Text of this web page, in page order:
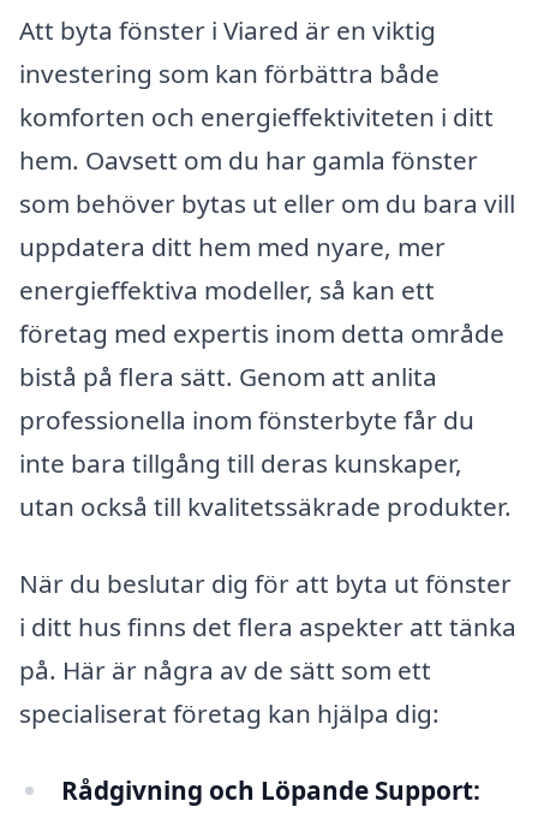
Att byta fönster i Viared är en viktig
investering som kan förbättra både
komforten och energieffektiviteten i ditt
hem. Oavsett om du har gamla fönster
som behöver bytas ut eller om du bara vill
uppdatera ditt hem med nyare, mer
energieffektiva modeller, så kan ett
företag med expertis inom detta område
bistå på flera sätt. Genom att anlita
professionella inom fönsterbyte får du
inte bara tillgång till deras kunskaper,
utan också till kvalitetssäkrade produkter.
När du beslutar dig för att byta ut fönster
i ditt hus finns det flera aspekter att tänka
på. Här är några av de sätt som ett
specialiserat företag kan hjälpa dig:
Rådgivning och Löpande Support: